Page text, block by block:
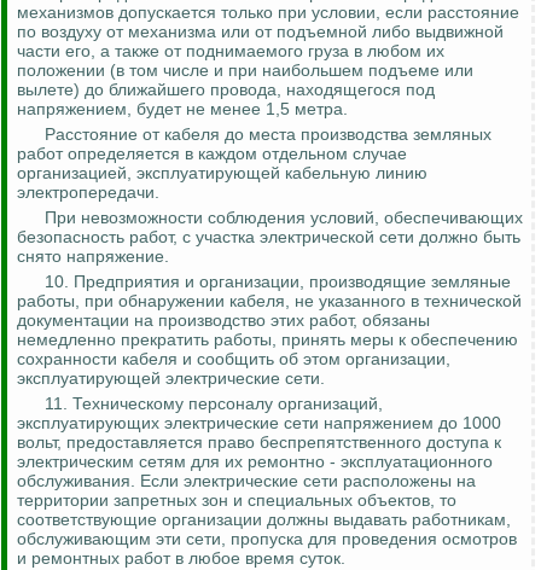
механизмов допускается только при условии, если расстояние
по воздуху от механизма или от подъемной либо выдвижной
части его, а также от поднимаемого груза в любом их
положении (в том числе и при наибольшем подъеме или
вылете) до ближайшего провода, находящегося под
напряжением, будет не менее 1,5 метра.
Расстояние от кабеля до места производства земляных
работ определяется в каждом отдельном случае
организацией, эксплуатирующей кабельную линию
электропередачи.
При невозможности соблюдения условий, обеспечивающих
безопасность работ, с участка электрической сети должно быть
снято напряжение.
10. Предприятия и организации, производящие земляные
работы, при обнаружении кабеля, не указанного в технической
документации на производство этих работ, обязаны
немедленно прекратить работы, принять меры к обеспечению
сохранности кабеля и сообщить об этом организации,
эксплуатирующей электрические сети.
11. Техническому персоналу организаций,
эксплуатирующих электрические сети напряжением до 1000
вольт, предоставляется право беспрепятственного доступа к
электрическим сетям для их ремонтно - эксплуатационного
обслуживания. Если электрические сети расположены на
территории запретных зон и специальных объектов, то
соответствующие организации должны выдавать работникам,
обслуживающим эти сети, пропуска для проведения осмотров
и ремонтных работ в любое время суток.